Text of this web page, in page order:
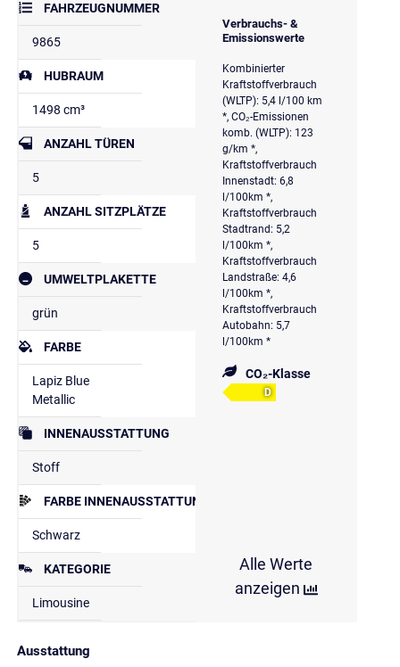
FAHRZEUGNUMMER
9865
HUBRAUM
1498 cm³
ANZAHL TÜREN
5
ANZAHL SITZPLÄTZE
5
UMWELTPLAKETTE
grün
FARBE
Lapiz Blue
Metallic
INNENAUSSTATTUNG
Stoff
FARBE INNENAUSSTATTUNG
Schwarz
KATEGORIE
Limousine
Verbrauchs- &
Emissionswerte
Kombinierter
Kraftstoffverbrauch
(WLTP): 5,4 l/100 km
*, CO₂-Emissionen
komb. (WLTP): 123
g/km *,
Kraftstoffverbrauch
Innenstadt: 6,8
l/100km *,
Kraftstoffverbrauch
Stadtrand: 5,2
l/100km *,
Kraftstoffverbrauch
Landstraße: 4,6
l/100km *,
Kraftstoffverbrauch
Autobahn: 5,7
l/100km *
CO₂-Klasse
D
Alle Werte
anzeigen
Ausstattung